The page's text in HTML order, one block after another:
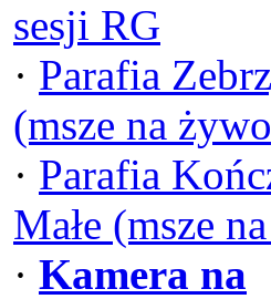
sesji RG
· Parafia
(msze na
· Parafia
Małe (msze
· Kamera na